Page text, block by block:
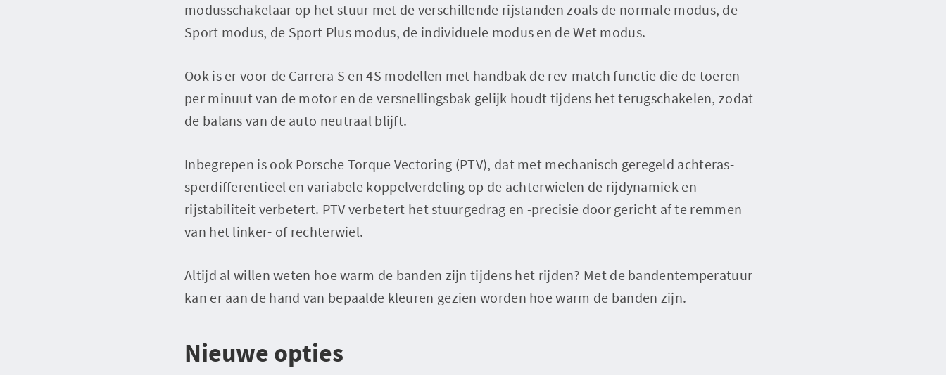
modusschakelaar op het stuur met de verschillende rijstanden zoals de normale modus, de
Sport modus, de Sport Plus modus, de individuele modus en de Wet modus.
Ook is er voor de Carrera S en 4S modellen met handbak de rev-match functie die de toeren
per minuut van de motor en de versnellingsbak gelijk houdt tijdens het terugschakelen, zodat
de balans van de auto neutraal blijft.
Inbegrepen is ook Porsche Torque Vectoring (PTV), dat met mechanisch geregeld achteras-
sperdifferentieel en variabele koppelverdeling op de achterwielen de rijdynamiek en
rijstabiliteit verbetert. PTV verbetert het stuurgedrag en -precisie door gericht af te remmen
van het linker- of rechterwiel.
Altijd al willen weten hoe warm de banden zijn tijdens het rijden? Met de bandentemperatuur
kan er aan de hand van bepaalde kleuren gezien worden hoe warm de banden zijn.
Nieuwe opties